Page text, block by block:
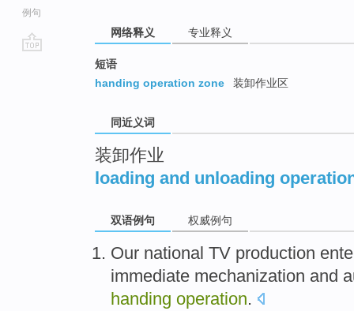
例句
网络释义 专业释义
短语
handing operation zone
装卸作业区
同近义词
装卸作业
loading and unloading
双语例句 权威例句
Our national TV production
immediate mechanization and
handing operation.